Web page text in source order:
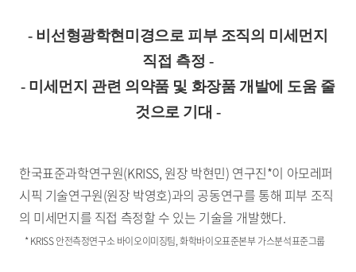
- 비선형광학현미경으로 피부 조직의 미세먼지
직접 측정 -
- 미세먼지 관련 의약품 및 화장품 개발에 도움 줄
것으로 기대 -
한국표준과학연구원(KRISS, 원장 박현민) 연구진*이 아모레퍼
시픽 기술연구원(원장 박영호)과의 공동연구를 통해 피부 조직
의 미세먼지를 직접 측정할 수 있는 기술을 개발했다.
* KRISS 안전측정연구소 바이오이미징팀, 화학바이오표준본부 가스분석표준그룹